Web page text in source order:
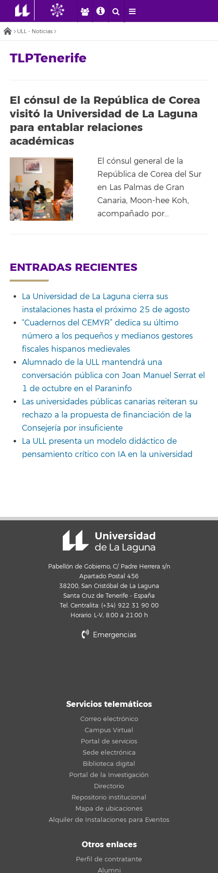
ULL - Noticias
TLPTenerife
El cónsul de la República de Corea
visitó la Universidad de La Laguna
para entablar relaciones
académicas
El cónsul general de la
República de Corea del Sur
en Las Palmas de Gran
Canaria, Moon-hee Koh,
acompañado por…
ENTRADAS RECIENTES
La Universidad de La Laguna cierra sus
instalaciones hasta el próximo 25 de agosto
“Cuadernos del CEMYR” dedica su último
número a los pequeños y medianos gestores
fiscales hispanos medievales
Alumnado de la ULL mantendrá una
conversación pública con Joan Manuel Serrat el
1 de octubre en el Paraninfo
Las universidades públicas canarias reiteran su
rechazo a la propuesta de financiación de la
Consejería por insuficiente
La ULL presenta un modelo didáctico de
pensamiento crítico con IA en la universidad
Pabellón de Gobierno, C/ Padre Herrera s/n
Apartado Postal 456
38200, San Cristóbal de La Laguna
Santa Cruz de Tenerife - España
Tel. Centralita: (+34) 922 31 90 00
Horario: L-V, 8:00 a 21:00 h
Emergencias
Servicios telemáticos
Correo electrónico
Campus Virtual
Portal de servicios
Sede electrónica
Biblioteca digital
Portal de la Investigación
Directorio
Repositorio institucional
Mapa de ubicaciones
Alquiler de Instalaciones para Eventos
Otros enlaces
Perfil de contratante
Alumni